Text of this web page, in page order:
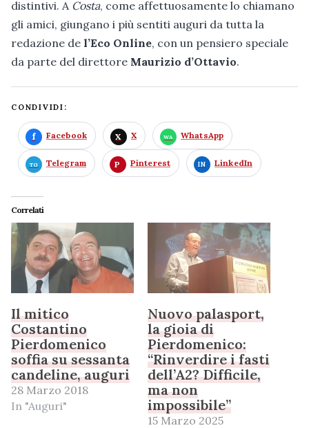
distintivi. A Costa, come affettuosamente lo chiamano
gli amici, giungano i più sentiti auguri da tutta la
redazione de l’Eco Online, con un pensiero speciale
da parte del direttore Maurizio d’Ottavio.
CONDIVIDI:
Facebook X WhatsApp
Telegram Pinterest LinkedIn
Correlati
Il mitico
Costantino
Pierdomenico
soffia su sessanta
candeline, auguri
28 Marzo 2018
In "Auguri"
Nuovo palasport,
la gioia di
Pierdomenico:
“Rinverdire i fasti
dell’A2? Difficile,
ma non
impossibile”
15 Marzo 2025